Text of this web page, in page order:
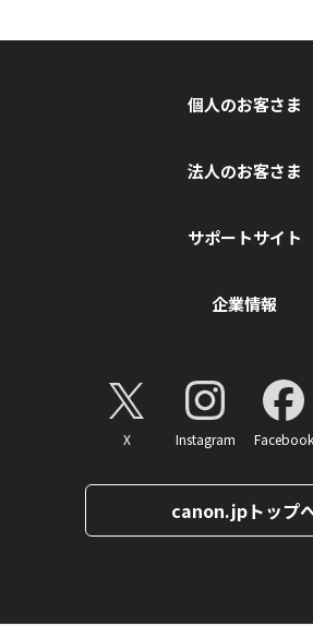
個人のお客さま
法人のお客さま
サポートサイト
企業情報
X Instagram Facebook
canon.jpトップ